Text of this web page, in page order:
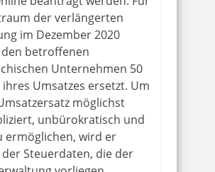
der verlängerten
im Dezember 2020
betroffenen
Unternehmen 50
Umsatzes ersetzt. Um
möglichst
unbürokratisch und
ermöglichen, wird er
Steuerdaten, die der